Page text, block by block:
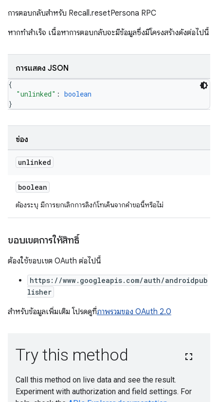
การตอบกลับสำหรับ Recall.resetPersona RPC
หากทำสำเร็จ เนื้อหาการตอบกลับจะมีข้อมูลซึ่งมีโครงสร้างดังต่อไปนี้
การแสดง JSON
{
"unlinked" : boolean
}
ช่อง
unlinked
boolean
ต้องระบุ มีการยกเลิกการลิงก์โทเค็นจากคำขอนี้หรือไม่
ขอบเขตการให้สิทธิ์
ต้องใช้ขอบเขต OAuth ต่อไปนี้
https://www.googleapis.com/auth/androidpub
lisher
สำหรับข้อมูลเพิ่มเติม โปรดดูที่ภาพรวมของ OAuth 2.0